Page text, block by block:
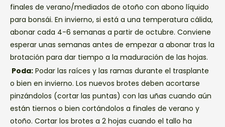
finales de verano/mediados de otoño con abono líquido
para bonsái. En invierno, si está a una temperatura cálida,
abonar cada 4-6 semanas a partir de octubre. Conviene
esperar unas semanas antes de empezar a abonar tras la
brotación para dar tiempo a la maduración de las hojas.
Poda: Podar las raíces y las ramas durante el trasplante
o bien en invierno. Los nuevos brotes deben acortarse
pinzándolos (cortar las puntas) con las uñas cuando aún
están tiernos o bien cortándolos a finales de verano y
otoño. Cortar los brotes a 2 hojas cuando el tallo ha